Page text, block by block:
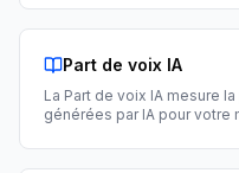
Part de voix IA
La Part de voix IA mesure
générées par IA pour votre